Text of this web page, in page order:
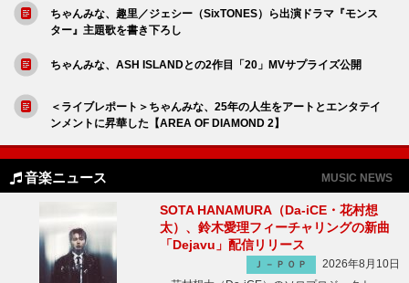
ちゃんみな、趣里／ジェシー（SixTONES）ら出演ドラマ『モンス
ター』主題歌を書き下ろし
ちゃんみな、ASH ISLANDとの2作目「20」MVサプライズ公開
＜ライブレポート＞ちゃんみな、25年の人生をアートとエンタテイ
ンメントに昇華した【AREA OF DIAMOND 2】
音楽ニュース MUSIC NEWS
SOTA HANAMURA（Da-iCE・花村想
太）、鈴木愛理フィーチャリングの新曲
「Dejavu」配信リリース
Ｊ－ＰＯＰ
2026年8月10日